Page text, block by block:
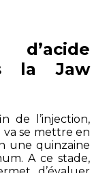
la Jaw
de l’injection,
va se mettre en
une quinzaine
A ce stade,